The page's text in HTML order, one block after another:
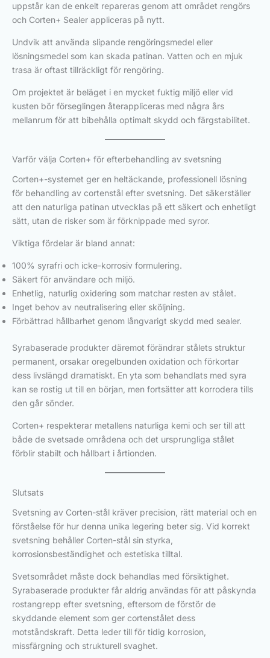
uppstår kan de enkelt repareras genom att området rengörs
och Corten+ Sealer appliceras på nytt.
Undvik att använda slipande rengöringsmedel eller
lösningsmedel som kan skada patinan. Vatten och en mjuk
trasa är oftast tillräckligt för rengöring.
Om projektet är beläget i en mycket fuktig miljö eller vid
kusten bör förseglingen återappliceras med några års
mellanrum för att bibehålla optimalt skydd och färgstabilitet.
Varför välja Corten+ för efterbehandling av svetsning
Corten+-systemet ger en heltäckande, professionell lösning
för behandling av cortenstål efter svetsning. Det säkerställer
att den naturliga patinan utvecklas på ett säkert och enhetligt
sätt, utan de risker som är förknippade med syror.
Viktiga fördelar är bland annat:
100% syrafri och icke-korrosiv formulering.
Säkert för användare och miljö.
Enhetlig, naturlig oxidering som matchar resten av stålet.
Inget behov av neutralisering eller sköljning.
Förbättrad hållbarhet genom långvarigt skydd med sealer.
Syrabaserade produkter däremot förändrar stålets struktur
permanent, orsakar oregelbunden oxidation och förkortar
dess livslängd dramatiskt. En yta som behandlats med syra
kan se rostig ut till en början, men fortsätter att korrodera tills
den går sönder.
Corten+ respekterar metallens naturliga kemi och ser till att
både de svetsade områdena och det ursprungliga stålet
förblir stabilt och hållbart i årtionden.
Slutsats
Svetsning av Corten-stål kräver precision, rätt material och en
förståelse för hur denna unika legering beter sig. Vid korrekt
svetsning behåller Corten-stål sin styrka,
korrosionsbeständighet och estetiska tilltal.
Svetsområdet måste dock behandlas med försiktighet.
Syrabaserade produkter får aldrig användas för att påskynda
rostangrepp efter svetsning, eftersom de förstör de
skyddande element som ger cortenstålet dess
motståndskraft. Detta leder till för tidig korrosion,
missfärgning och strukturell svaghet.